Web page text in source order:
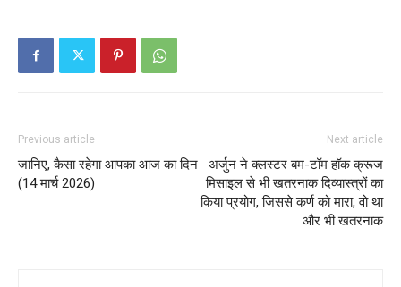
Previous article
जानिए, कैसा रहेगा आपका आज का दिन
(14 मार्च 2026)
Next article
अर्जुन ने क्लस्टर बम-टॉम हॉक क्रूज
मिसाइल से भी खतरनाक दिव्यास्त्रों का
किया प्रयोग, जिससे कर्ण को मारा, वो था
और भी खतरनाक